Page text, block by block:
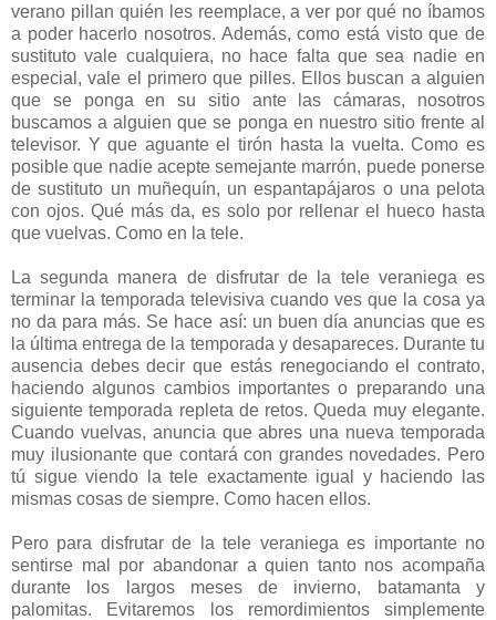
verano pillan quién les reemplace, a ver por qué no íbamos
a poder hacerlo nosotros. Además, como está visto que de
sustituto vale cualquiera, no hace falta que sea nadie en
especial, vale el primero que pilles. Ellos buscan a alguien
que se ponga en su sitio ante las cámaras, nosotros
buscamos a alguien que se ponga en nuestro sitio frente al
televisor. Y que aguante el tirón hasta la vuelta. Como es
posible que nadie acepte semejante marrón, puede ponerse
de sustituto un muñequín, un espantapájaros o una pelota
con ojos. Qué más da, es solo por rellenar el hueco hasta
que vuelvas. Como en la tele.
La segunda manera de disfrutar de la tele veraniega es
terminar la temporada televisiva cuando ves que la cosa ya
no da para más. Se hace así: un buen día anuncias que es
la última entrega de la temporada y desapareces. Durante tu
ausencia debes decir que estás renegociando el contrato,
haciendo algunos cambios importantes o preparando una
siguiente temporada repleta de retos. Queda muy elegante.
Cuando vuelvas, anuncia que abres una nueva temporada
muy ilusionante que contará con grandes novedades. Pero
tú sigue viendo la tele exactamente igual y haciendo las
mismas cosas de siempre. Como hacen ellos.
Pero para disfrutar de la tele veraniega es importante no
sentirse mal por abandonar a quien tanto nos acompaña
durante los largos meses de invierno, batamanta y
palomitas. Evitaremos los remordimientos simplemente